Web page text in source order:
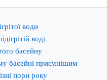
води
воді
басейну
басейні приємнішим
пори року